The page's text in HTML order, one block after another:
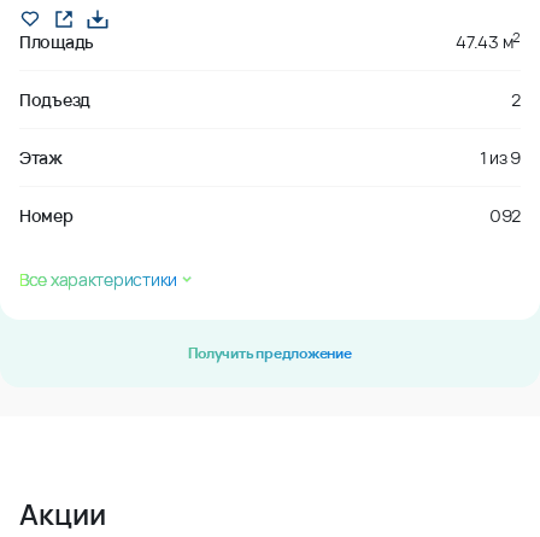
Площадь 47.43 м2
Подъезд 2
Этаж 1 из9
Номер 092
Все характеристики
Получить предложение
Акции